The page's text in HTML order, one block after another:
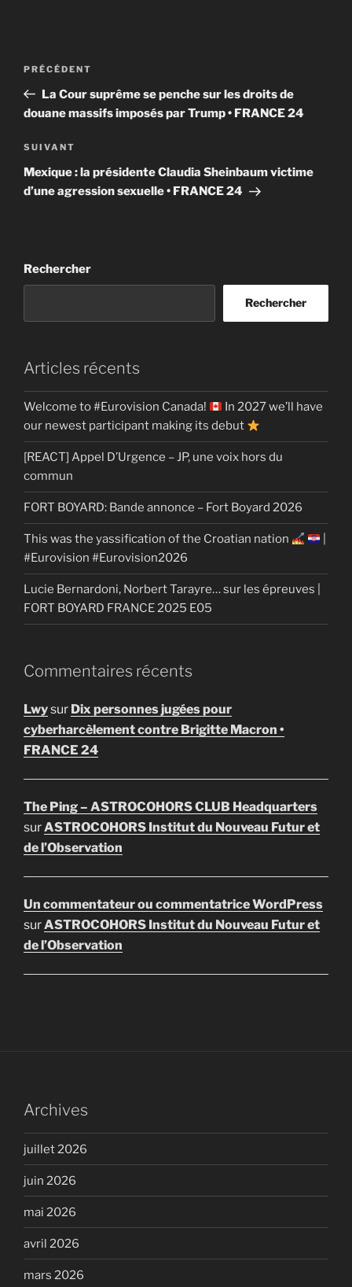
Navigation
l’article
Article
précédent
PRÉCÉDENT
La Cour suprême se penche sur les droits de
douane massifs imposés par Trump • FRANCE 24
Article
suivant
SUIVANT
Mexique : la présidente Claudia Sheinbaum victime
d’une agression sexuelle • FRANCE 24
Rechercher
Rechercher
Articles récents
Welcome to #Eurovision Canada!
In 2027 we’ll have
our newest participant making its debut
[REACT] Appel D’Urgence – JP, une voix hors du
commun
FORT BOYARD: Bande annonce – Fort Boyard 2026
This was the yassification of the Croatian nation
#Eurovision #Eurovision2026
Lucie Bernardoni, Norbert Tarayre… sur les épreuves |
FORT BOYARD FRANCE 2025 E05
Commentaires récents
Lwysur Dix personnes jugées pour
cyberharcèlement contre Brigitte Macron •
FRANCE 24
The Ping – ASTROCOHORS CLUB Headquarters
surASTROCOHORS Institut du Nouveau Futur et
de l’Observation
Un commentateur ou commentatrice WordPress
surASTROCOHORS Institut du Nouveau Futur et
de l’Observation
Archives
juillet 2026
juin 2026
mai 2026
avril 2026
mars 2026